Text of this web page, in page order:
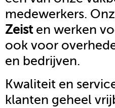
medewerkers.
Zeisten werken
ook voor
en bedrijven.
Kwaliteit en
klanten geheel